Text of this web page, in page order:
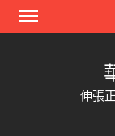
Skip
伸張